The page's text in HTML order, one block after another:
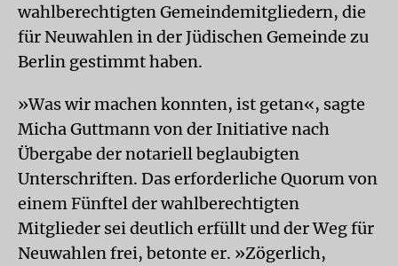
wahlberechtigten Gemeindemitgliedern, die
für Neuwahlen in der Jüdischen Gemeinde zu
Berlin gestimmt haben.
»Was wir machen konnten, ist getan«, sagte
Micha Guttmann von der Initiative nach
Übergabe der notariell beglaubigten
Unterschriften. Das erforderliche Quorum von
einem Fünftel der wahlberechtigten
Mitglieder sei deutlich erfüllt und der Weg für
Neuwahlen frei, betonte er. »Zögerlich,